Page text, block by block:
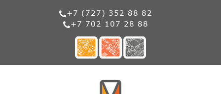
+7 (727) 352 88 82
+7 702 107 28 88